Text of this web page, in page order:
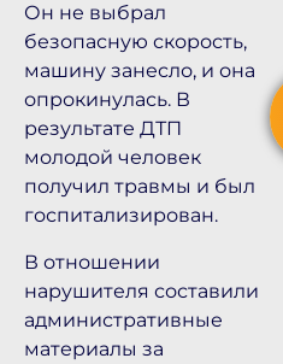
Он не выбрал
безопасную скорость,
машину занесло, и она
опрокинулась. В
результате ДТП
молодой человек
получил травмы и был
госпитализирован.
В отношении
нарушителя составили
административные
материалы за